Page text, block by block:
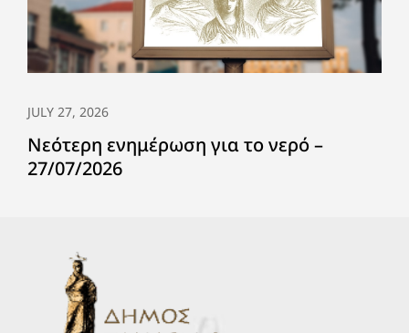
JULY 27, 2026
Νεότερη ενημέρωση για το νερό –
27/07/2026